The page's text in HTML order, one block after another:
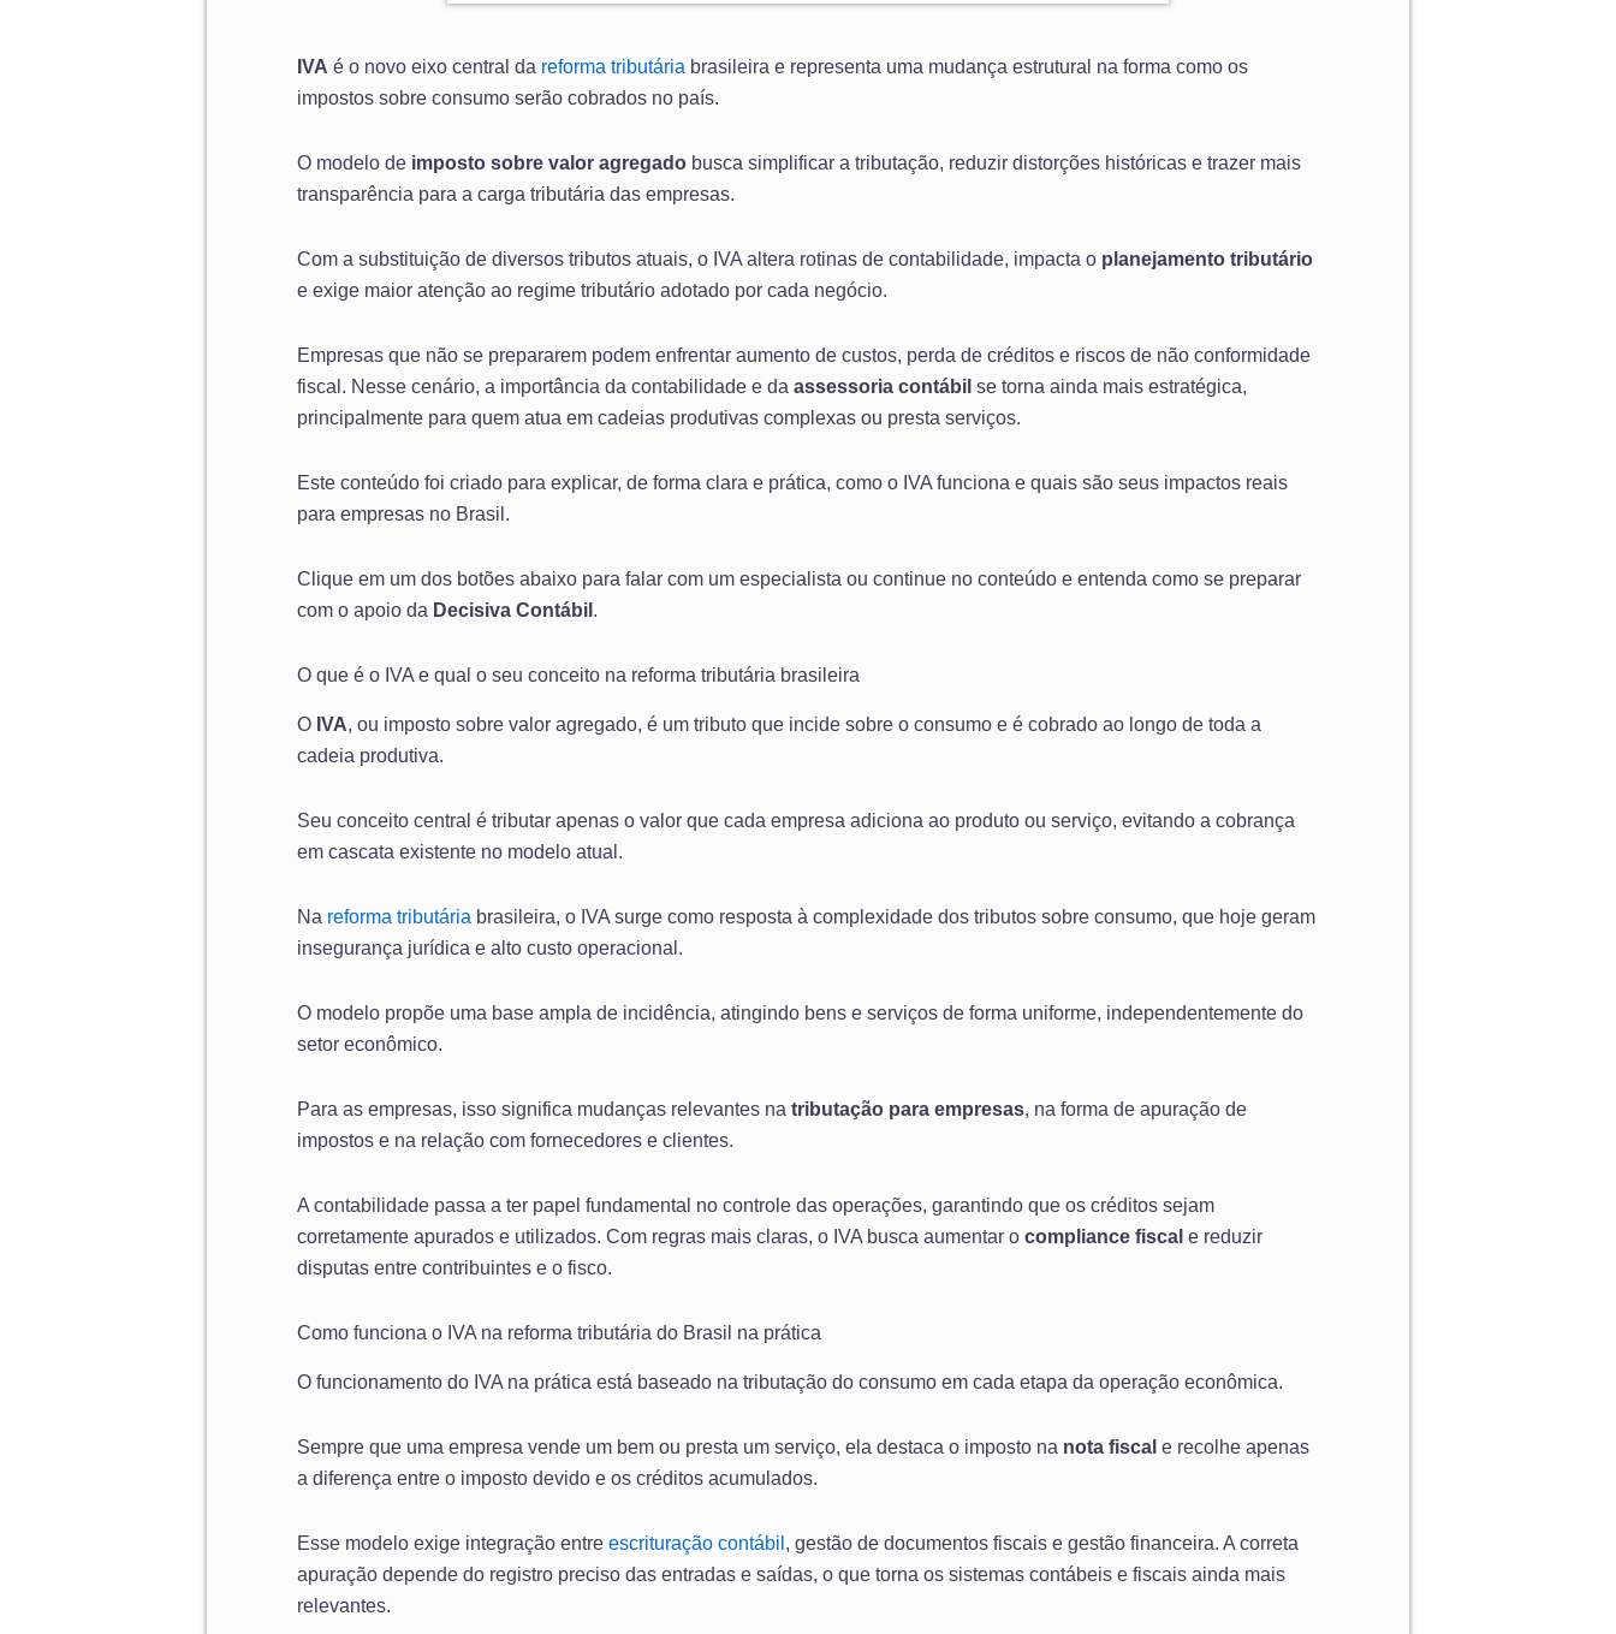
IVA é o novo eixo central da reforma tributária brasileira e representa uma mudança estrutural na forma como os
impostos sobre consumo serão cobrados no país.
O modelo de imposto sobre valor agregado busca simplificar a tributação, reduzir distorções históricas e trazer mais
transparência para a carga tributária das empresas.
Com a substituição de diversos tributos atuais, o IVA altera rotinas de contabilidade, impacta o planejamento tributário
e exige maior atenção ao regime tributário adotado por cada negócio.
Empresas que não se prepararem podem enfrentar aumento de custos, perda de créditos e riscos de não conformidade
fiscal. Nesse cenário, a importância da contabilidade e da assessoria contábil se torna ainda mais estratégica,
principalmente para quem atua em cadeias produtivas complexas ou presta serviços.
Este conteúdo foi criado para explicar, de forma clara e prática, como o IVA funciona e quais são seus impactos reais
para empresas no Brasil.
Clique em um dos botões abaixo para falar com um especialista ou continue no conteúdo e entenda como se preparar
com o apoio da Decisiva Contábil .
O que é o IVA e qual o seu conceito na reforma tributária brasileira
O IVA, ou imposto sobre valor agregado, é um tributo que incide sobre o consumo e é cobrado ao longo de toda a
cadeia produtiva.
Seu conceito central é tributar apenas o valor que cada empresa adiciona ao produto ou serviço, evitando a cobrança
em cascata existente no modelo atual.
Na reforma tributária brasileira, o IVA surge como resposta à complexidade dos tributos sobre consumo, que hoje geram
insegurança jurídica e alto custo operacional.
O modelo propõe uma base ampla de incidência, atingindo bens e serviços de forma uniforme, independentemente do
setor econômico.
Para as empresas, isso significa mudanças relevantes na tributação para empresas, na forma de apuração de
impostos e na relação com fornecedores e clientes.
A contabilidade passa a ter papel fundamental no controle das operações, garantindo que os créditos sejam
corretamente apurados e utilizados. Com regras mais claras, o IVA busca aumentar o compliance fiscal e reduzir
disputas entre contribuintes e o fisco.
Como funciona o IVA na reforma tributária do Brasil na prática
O funcionamento do IVA na prática está baseado na tributação do consumo em cada etapa da operação econômica.
Sempre que uma empresa vende um bem ou presta um serviço, ela destaca o imposto na nota fiscal e recolhe apenas
a diferença entre o imposto devido e os créditos acumulados.
Esse modelo exige integração entre escrituração contábil , gestão de documentos fiscais e gestão financeira. A correta
apuração depende do registro preciso das entradas e saídas, o que torna os sistemas contábeis e fiscais ainda mais
relevantes.